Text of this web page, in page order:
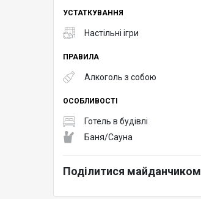
УСТАТКУВАННЯ
Настільні ігри
ПРАВИЛА
Алкоголь з собою
ОСОБЛИВОСТІ
Готель в будівлі
Баня/Сауна
Поділитися майданчиком